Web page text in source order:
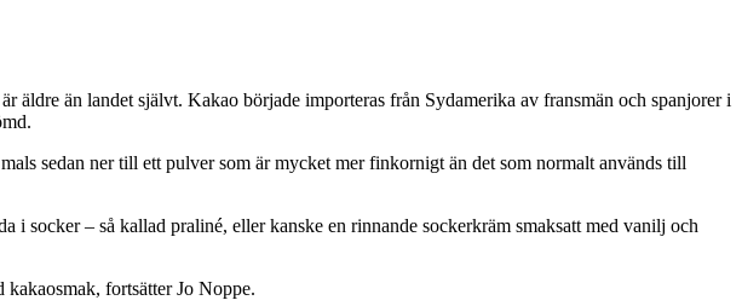
äldre än landet självt. Kakao började importeras från Sydamerika av fransmän och spanjorer i
sedan ner till ett pulver som är mycket mer finkornigt än det som normalt används till
i socker – så kallad praliné, eller kanske en rinnande sockerkräm smaksatt med vanilj och
fortsätter Jo Noppe.